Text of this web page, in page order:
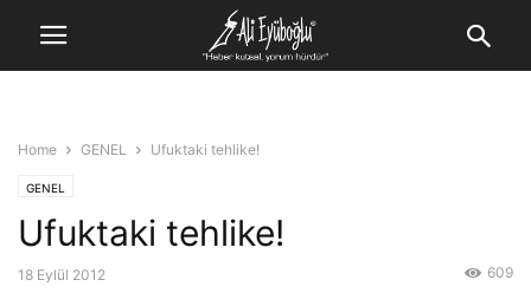
Home GENEL Ufuktaki tehlike!
GENEL
Ufuktaki tehlike!
18 Eylül 2012 609